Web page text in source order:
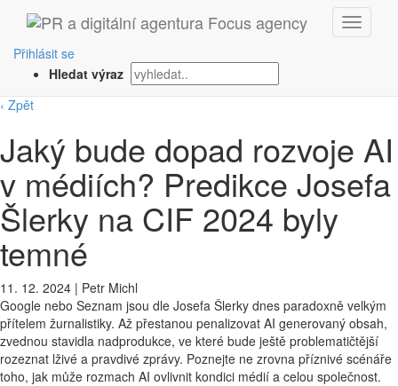
Přihlásit se
Hledat výraz
‹ Zpět
Jaký bude dopad rozvoje AI
v médiích? Predikce Josefa
Šlerky na CIF 2024 byly
temné
11. 12. 2024 | Petr Michl
Google nebo Seznam jsou dle Josefa Šlerky dnes paradoxně velkým
přítelem žurnalistiky. Až přestanou penalizovat AI generovaný obsah,
zvednou stavidla nadprodukce, ve které bude ještě problematičtější
rozeznat lživé a pravdivé zprávy. Poznejte ne zrovna příznivé scénáře
toho, jak může rozmach AI ovlivnit kondici médií a celou společnost.